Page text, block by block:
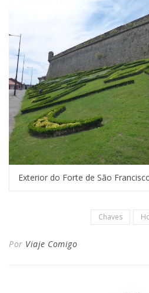
Exterior do Forte de São
Chaves
Por Viaje Comigo